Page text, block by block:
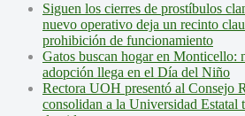
Siguen los cierres de prostíbulos
nuevo operativo deja un recinto
prohibición de funcionamiento
Gatos buscan hogar en Monticello:
adopción llega en el Día del Niño
Rectora UOH presentó al Consejo
consolidan a la Universidad Estatal